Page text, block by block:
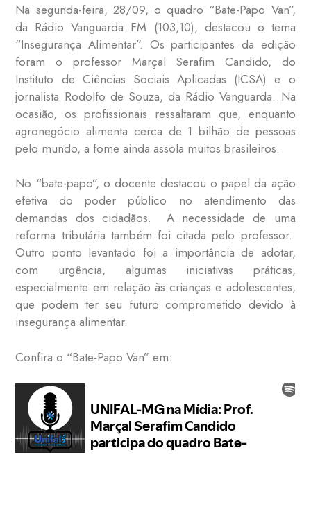
Na segunda-feira, 28/09, o quadro “Bate-Papo Van”,
da Rádio Vanguarda FM (103,10), destacou o tema
“Insegurança Alimentar”. Os participantes da edição
foram o professor Marçal Serafim Candido, do
Instituto de Ciências Sociais Aplicadas (ICSA) e o
jornalista Rodolfo de Souza, da Rádio Vanguarda. Na
ocasião, os profissionais ressaltaram que, enquanto
agronegócio alimenta cerca de 1 bilhão de pessoas
pelo mundo, a fome ainda assola muitos brasileiros.
No “bate-papo”, o docente destacou o papel da ação
efetiva do poder público no atendimento das
demandas dos cidadãos. A necessidade de uma
reforma tributária também foi citada pelo professor.
Outro ponto levantado foi a importância de adotar,
com urgência, algumas iniciativas práticas,
especialmente em relação às crianças e adolescentes,
que podem ter seu futuro comprometido devido à
insegurança alimentar.
Confira o “Bate-Papo Van” em: